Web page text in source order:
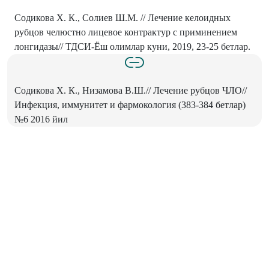
Содикова Х. К., Солиев Ш.М. // Лечение келоидных
рубцов челюстно лицевое контрактур с приминением
лонгидазы// ТДСИ-Ёш олимлар куни, 2019, 23-25 бетлар.
Содикова Х. К., Низамова В.Ш.// Лечение рубцов ЧЛО//
Инфекция, иммунитет и фармокология (383-384 бетлар)
№6 2016 йил